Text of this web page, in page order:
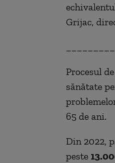
Grijac,
Procesul
sănătate
65 de ani.
Din 2022,
peste